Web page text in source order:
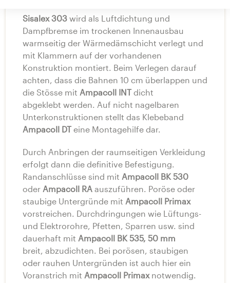
Sisalex 303 wird als Luftdichtung und
Dampfbremse im trockenen Innenausbau
warmseitig der Wärmedämschicht verlegt und
mit Klammern auf der vorhandenen
Konstruktion montiert. Beim Verlegen darauf
achten, dass die Bahnen 10 cm überlappen und
die Stösse mit Ampacoll INT dicht
abgeklebt werden. Auf nicht nagelbaren
Unterkonstruktionen stellt das Klebeband
Ampacoll DT eine Montagehilfe dar.
Durch Anbringen der raumseitigen Verkleidung
erfolgt dann die definitive Befestigung.
Randanschlüsse sind mit Ampacoll BK 530
oder Ampacoll RA auszuführen. Poröse oder
staubige Untergründe mit Ampacoll Primax
vorstreichen. Durchdringungen wie Lüftungs-
und Elektrorohre, Pfetten, Sparren usw. sind
dauerhaft mit Ampacoll BK 535, 50 mm
breit, abzudichten. Bei porösen, staubigen
oder rauhen Untergründen ist auch hier ein
Voranstrich mit Ampacoll Primaxnotwendig.